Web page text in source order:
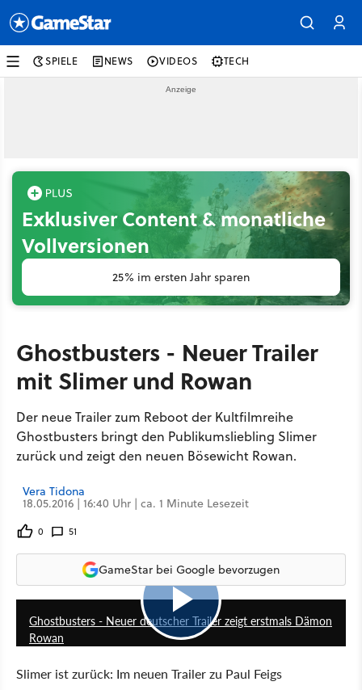
SPIELE NEWS VIDEOS TECH
Exklusiver Content & monatliche
Vollversionen
25% im ersten Jahr sparen
Ghostbusters - Neuer Trailer
mit Slimer und Rowan
Der neue Trailer zum Reboot der Kultfilmreihe
Ghostbusters bringt den Publikumsliebling Slimer
zurück und zeigt den neuen Bösewicht Rowan.
Vera Tidona
18.05.2016 | 16:40 Uhr | ca. 1 Minute Lesezeit
0 51
GameStar bei Google bevorzugen
1:44
Ghostbusters - Neuer deutscher Trailer zeigt erstmals Dämon
Rowan
Slimer ist zurück: Im neuen Trailer zu Paul Feigs